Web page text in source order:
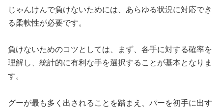
じゃんけんで負けないためには、あらゆる状況に対応でき
る柔軟性が必要です。
負けないためのコツとしては、まず、各手に対する確率を
理解し、統計的に有利な手を選択することが基本となりま
す。
グーが最も多く出されることを踏まえ、パーを初手に出す